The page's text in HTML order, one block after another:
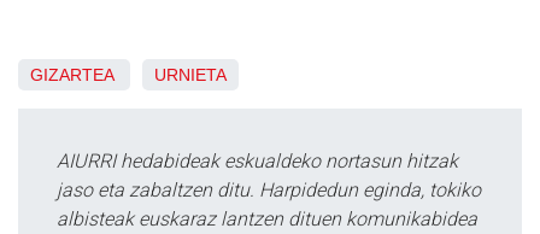
GIZARTEA URNIETA
AIURRI hedabideak eskualdeko nortasun hitzak
jaso eta zabaltzen ditu. Harpidedun eginda, tokiko
albisteak euskaraz lantzen dituen komunikabidea